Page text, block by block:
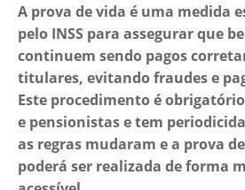
A prova de vida é uma medida
pelo INSS para assegurar que
continuem sendo pagos
titulares, evitando fraudes e
Este procedimento é
e pensionistas e tem
as regras mudaram e a prova
poderá ser realizada de forma